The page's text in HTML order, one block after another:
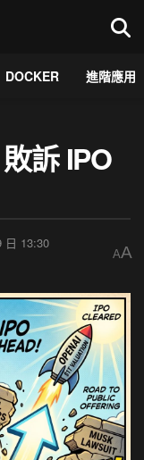
DOCKER 進階應用
訴 IPO
日 13:30
AA